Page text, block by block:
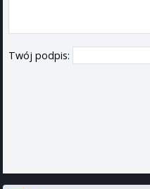
Twój podpis: